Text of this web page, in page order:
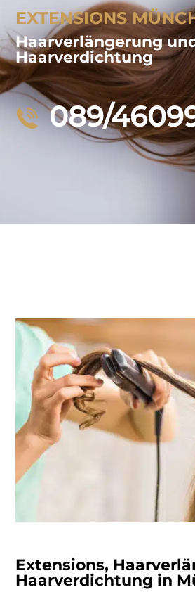
EXTENSIONS
Haarverlängerung
Haarverdichtung
089/
Extensions,
Haarverdichtung in